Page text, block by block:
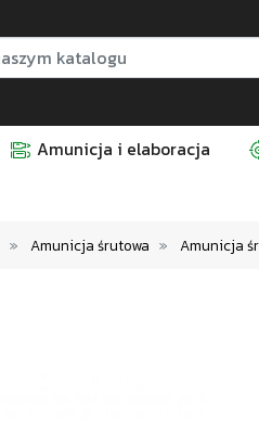
Amunicja i elaboracja
Amunicja śrutowa Amunicja